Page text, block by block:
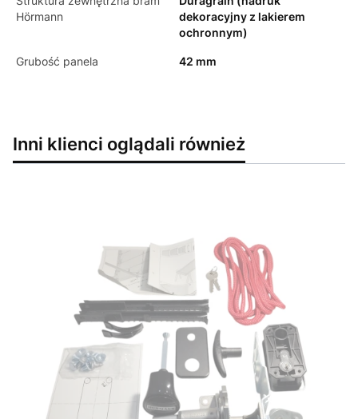
Hörmann
dekoracyjny z lakierem
ochronnym)
Grubość panela 42 mm
Inni klienci oglądali również